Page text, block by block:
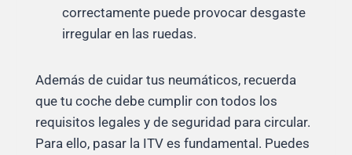
correctamente puede provocar desgaste
irregular en las ruedas.
Además de cuidar tus neumáticos, recuerda
que tu coche debe cumplir con todos los
requisitos legales y de seguridad para circular.
Para ello, pasar la ITV es fundamental. Puedes